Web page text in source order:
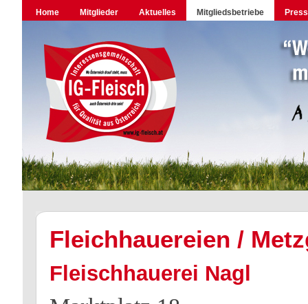
Home Mitglieder Aktuelles Mitgliedsbetriebe
Fleichhauereien /
Fleischhauerei Nagl